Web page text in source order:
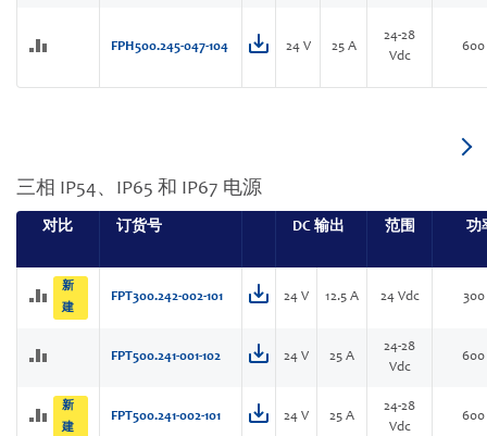
FPH500.245-047-104 24 V 25 A
24-28
Vdc
600
三相 IP54、IP65 和 IP67 电源
对比 订货号 DC 输出 范围 功
新
建
FPT300.242-002-101 24 V 12.5 A 24 Vdc
FPT500.241-001-102 24 V 25 A
24-28
Vdc
600
新
建
FPT500.241-002-101 24 V 25 A
24-28
Vdc
600